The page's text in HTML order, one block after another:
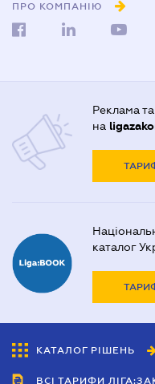
ПРО КОМПАНІЮ
Реклама
на
каталог
КАТАЛОГ РІШЕНЬ
ВСІ ТАРИФИ